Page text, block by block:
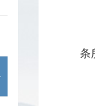
条